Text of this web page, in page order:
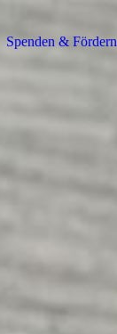
Spenden & Fördern